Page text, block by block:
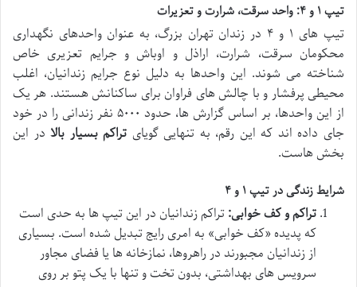
تیپ ۱ و ۴: واحد سرقت، شرارت و تعزیرات
تیپ های ۱ و ۴ در زندان تهران بزرگ، به عنوان واحدهای نگهداری
محکومان سرقت، شرارت، اراذل و اوباش و جرایم تعزیری خاص
شناخته می شوند. این واحدها به دلیل نوع جرایم زندانیان، اغلب
محیطی پرفشار و با چالش های فراوان برای ساکنانش هستند. هر یک
از این واحدها، بر اساس گزارش ها، حدود ۵۰۰۰ نفر زندانی را در خود
جای داده اند که این رقم، به تنهایی گویای تراکم بسیار بالادر این
بخش هاست.
شرایط زندگی در تیپ ۱ و ۴
تراکم و کف خوابی:تراکم زندانیان در این تیپ ها به حدی است
که پدیده «کف خوابی» به امری رایج تبدیل شده است. بسیاری
از زندانیان مجبورند در راهروها، نمازخانه ها یا فضای مجاور
سرویس های بهداشتی، بدون تخت و تنها با یک پتو بر روی